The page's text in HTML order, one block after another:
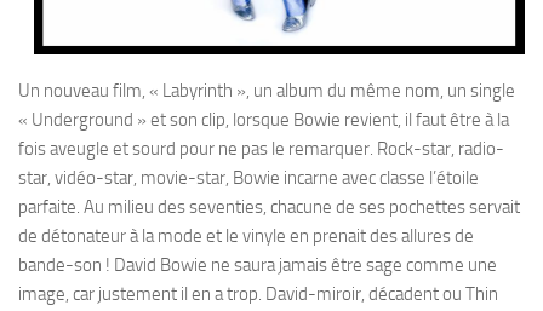
Un nouveau film, « Labyrinth », un album du même nom, un single
« Underground » et son clip, lorsque Bowie revient, il faut être à la
fois aveugle et sourd pour ne pas le remarquer. Rock-star, radio-
star, vidéo-star, movie-star, Bowie incarne avec classe l’étoile
parfaite. Au milieu des seventies, chacune de ses pochettes servait
de détonateur à la mode et le vinyle en prenait des allures de
bande-son ! David Bowie ne saura jamais être sage comme une
image, car justement il en a trop. David-miroir, décadent ou Thin